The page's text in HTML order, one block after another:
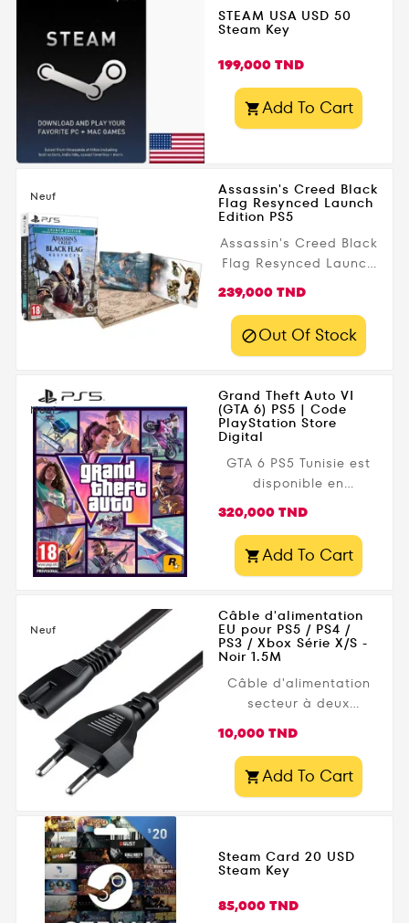
style inspiré du...
STEAM USA USD 50
Steam Key
Prix
199,000 TND
Add To Cart
Neuf Assassin's Creed Black
Flag Resynced Launch
Edition PS5
Assassin's Creed Black
Flag Resynced Launch
retour de l'une des
emblématiques de la
Kenway , capitaine
pirate légendaire,
explorez les Caraïbes
dans un vaste monde
ouvert, participez à
des batailles navales
spectaculaires et
découvrez une version
entièrement
édition inclut...
Prix
239,000 TND
Out Of Stock
Neuf
Grand Theft Auto VI
(GTA 6) PS5 | Code
PlayStation Store
Digital
GTA 6 PS5 Tunisie est
disponible en
précommande chez
Précommandez Grand
Theft Auto VI sur
Games très attendu,
avec livraison rapide
partout en Tunisie et
paiement à la livraison.
Code de
téléchargement
contient pas de disque
Prix
320,000 TND
Add To Cart
Neuf
Câble d'alimentation
EU pour PS5 / PS4 /
PS3 / Xbox Série X/S -
Noir 1.5M
Câble d'alimentation
secteur à deux
qualité pour la console
PS5/PS4/PS3/PS2/PS1/Xbox
série X/S/Xbox ons S/X.
broches).
Prix
10,000 TND
Add To Cart
Steam Card 20 USD
Steam Key
Prix
85,000 TND